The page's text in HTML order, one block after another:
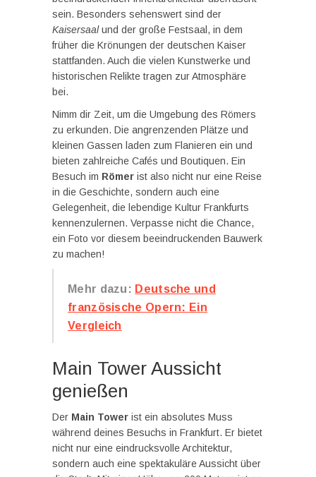
sein. Besonders sehenswert sind der
Kaisersaalund der große Festsaal, in dem
früher die Krönungen der deutschen Kaiser
stattfanden. Auch die vielen Kunstwerke und
historischen Relikte tragen zur Atmosphäre
bei.
Nimm dir Zeit, um die Umgebung des Römers
zu erkunden. Die angrenzenden Plätze und
kleinen Gassen laden zum Flanieren ein und
bieten zahlreiche Cafés und Boutiquen. Ein
Besuch im Römer ist also nicht nur eine Reise
in die Geschichte, sondern auch eine
Gelegenheit, die lebendige Kultur Frankfurts
kennenzulernen. Verpasse nicht die Chance,
ein Foto vor diesem beeindruckenden Bauwerk
zu machen!
Mehr dazu: Deutsche und
französische Opern: Ein
Vergleich
Main Tower Aussicht
genießen
Der Main Tower ist ein absolutes Muss
während deines Besuchs in Frankfurt. Er bietet
nicht nur eine eindrucksvolle Architektur,
sondern auch eine spektakuläre Aussicht über